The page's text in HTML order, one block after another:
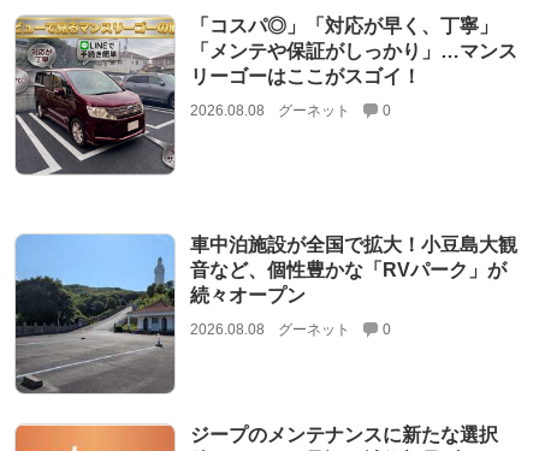
「コスパ◎」「対応が早く、丁寧」
「メンテや保証がしっかり」…マンス
リーゴーはここがスゴイ！
2026.08.08 グーネット 0
車中泊施設が全国で拡大！小豆島大観
音など、個性豊かな「RVパーク」が
続々オープン
2026.08.08 グーネット 0
ジープのメンテナンスに新たな選択